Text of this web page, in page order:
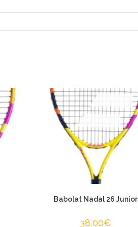
Babolat Nadal 26 Junior
38,00€